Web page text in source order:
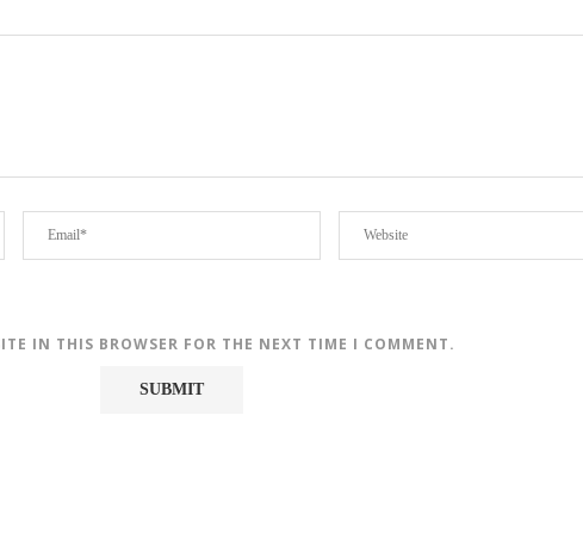
IN THIS BROWSER FOR THE NEXT TIME I COMMENT.